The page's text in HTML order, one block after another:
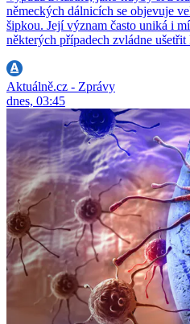
německých dálnicích se objevuje
šipkou. Její význam často uniká i
některých případech zvládne
Aktuálně.cz - Zprávy
dnes, 03:45